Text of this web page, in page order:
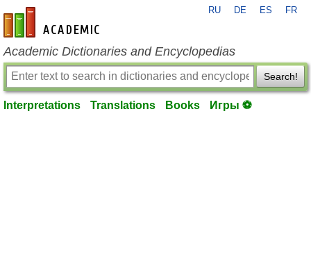
en-academic.com
RU DE ES FR
Academic Dictionaries and Encyclopedias
Search!
Interpretations Translations Books Игры ⚽